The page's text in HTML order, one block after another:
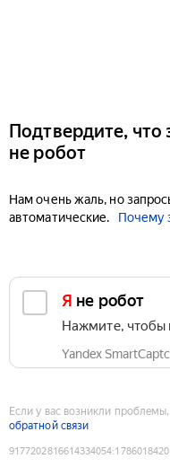
Подтвердите, что
не робот
Нам очень жаль, но
автоматические.
Почему
Я не робот
Нажмите, чтобы
Yandex
Если у вас возникли
обратной связи
9177202816614334054:1786018420